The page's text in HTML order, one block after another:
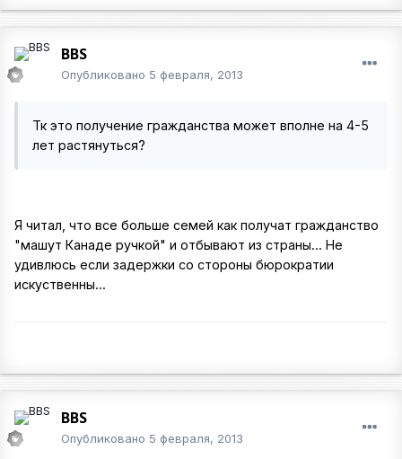
BBS
Опубликовано 5 февраля, 2013
Тк это получение гражданства может вполне на 4-5
лет растянуться?
Я читал, что все больше семей как получат гражданство
"машут Канаде ручкой" и отбывают из страны... Не
удивлюсь если задержки со стороны бюрократии
искуственны...
BBS
Опубликовано 5 февраля, 2013